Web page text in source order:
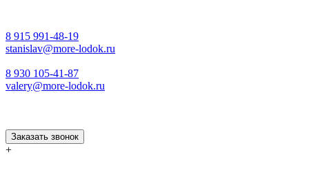
8 915 991-48-19
stanislav@more-lodok.ru
8 930 105-41-87
valery@more-lodok.ru
Заказать звонок
+